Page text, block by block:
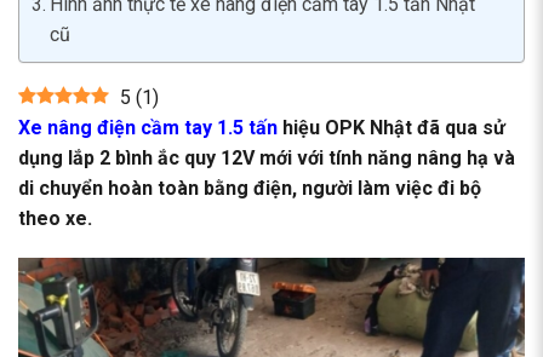
cũ
5 (1)
Xe nâng điện cầm tay 1.5 tấn hiệu OPK Nhật đã qua sử
dụng lắp 2 bình ắc quy 12V mới với tính năng nâng hạ và
di chuyển hoàn toàn bằng điện, người làm việc đi bộ
theo xe.